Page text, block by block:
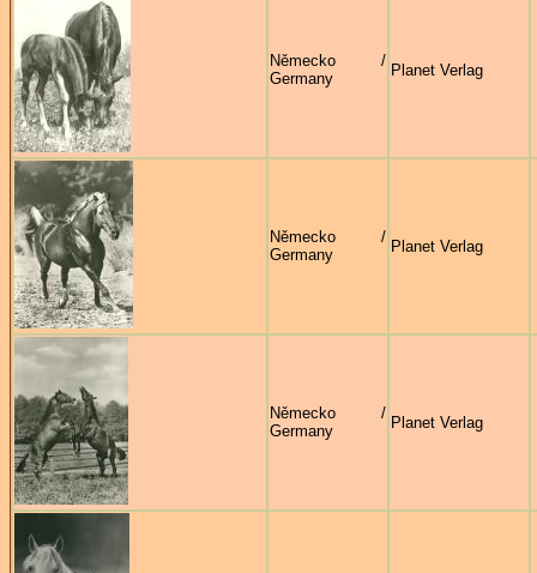
Německo /
Germany
Planet Verlag
Německo /
Germany
Planet Verlag
Německo /
Germany
Planet Verlag